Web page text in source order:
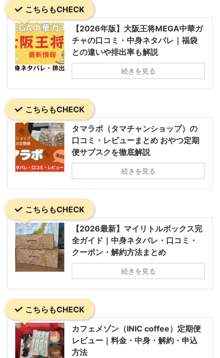
こちらもCHECK
【2026年版】大阪王将MEGA中華ガ
チャの口コミ・中身ネタバレ｜福袋
との違いや排出率も解説
続きを見る
こちらもCHECK
タマラボ（タマチャンショップ）の
口コミ・レビューまとめ おやつ定期
便サブスクを徹底解説
続きを見る
こちらもCHECK
【2026最新】マイリトルボックス完
全ガイド｜中身ネタバレ・口コミ・
クーポン・解約方法まとめ
続きを見る
こちらもCHECK
カフェメゾン（INIC coffee）定期便
レビュー｜料金・中身・解約・申込
方法